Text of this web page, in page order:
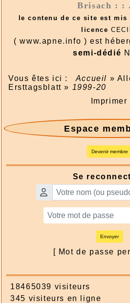
Brisach : :
le contenu de ce site est
licence
( www.apne.info ) est
semi-dédié
Vous êtes ici : Accueil »
Ersttagsblatt » 1999-20
Espace
Devenir membre
Se
Envoyer
[ Mot de passe
18465039 visiteurs
345 visiteurs en ligne